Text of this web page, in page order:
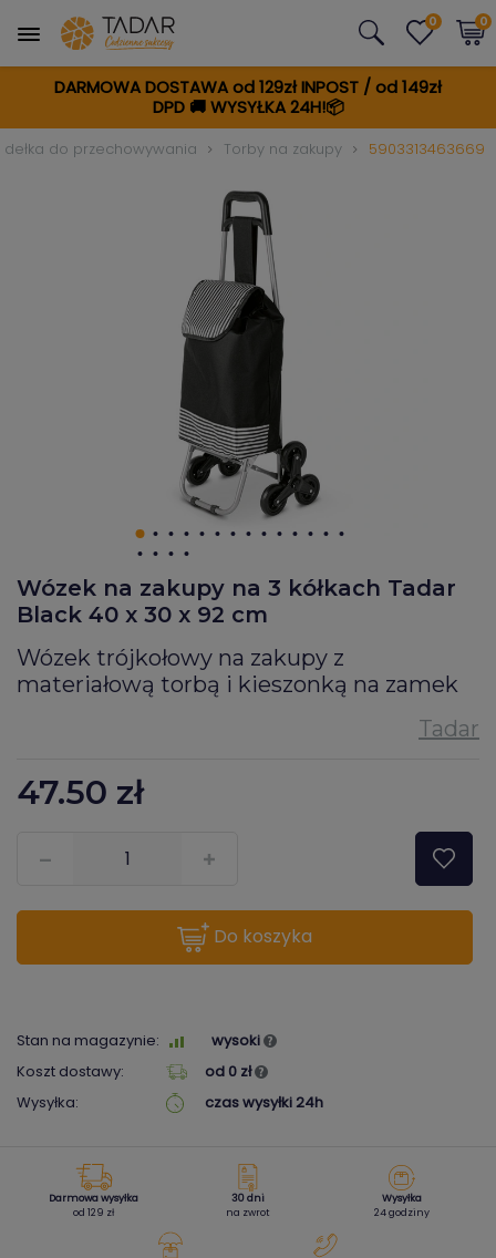
DARMOWA DOSTAWA od 129zł INPOST / od 149zł
DPD🚚WYSYŁKA 24H!📦
0 0
do przechowywania Torby na zakupy 5903313463669
Wózek na zakupy na 3 kółkach Tadar
Black 40 x 30 x 92 cm
Wózek trójkołowy na zakupy z
materiałową torbą i kieszonką na zamek
47.50 zł
do koszyka
Stan na magazynie:
wysoki
Koszt dostawy:
od 0 zł
Wysyłka:
czas wysyłki 24h
Darmowa wysyłka
od 129 zł
30 dni
na zwrot
Wysyłka
24 godziny